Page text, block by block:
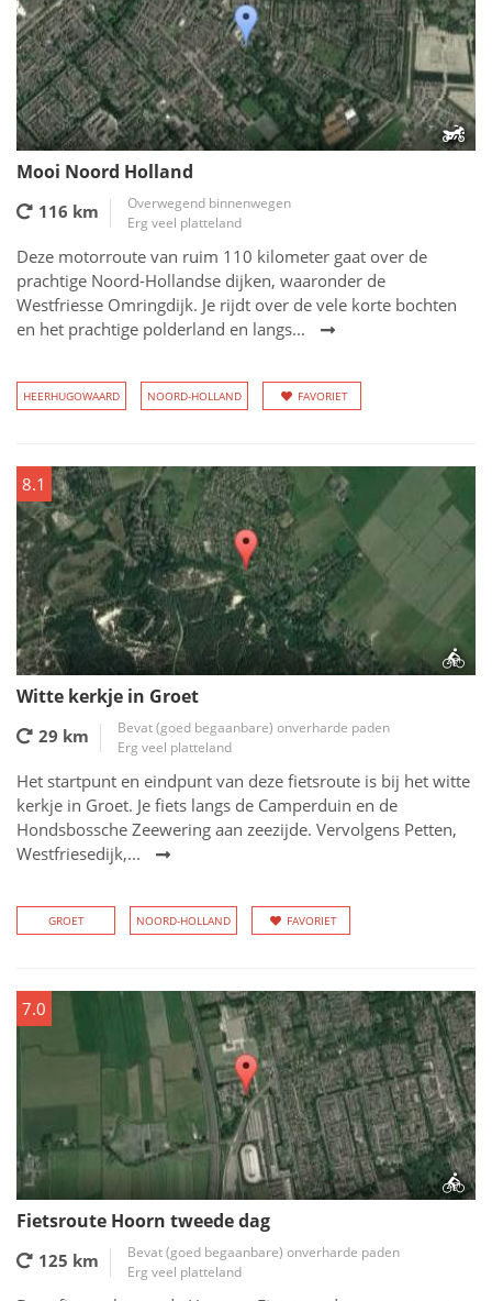
Mooi Noord Holland
116 km
Overwegend binnenwegen
Erg veel platteland
Deze motorroute van ruim 110 kilometer gaat over de
prachtige Noord-Hollandse dijken, waaronder de
Westfriesse Omringdijk. Je rijdt over de vele korte bochten
en het prachtige polderland en langs...
HEERHUGOWAARD NOORD-HOLLAND FAVORIET
8.1
Witte kerkje in Groet
29 km
Bevat (goed begaanbare) onverharde paden
Erg veel platteland
Het startpunt en eindpunt van deze fietsroute is bij het witte
kerkje in Groet. Je fiets langs de Camperduin en de
Hondsbossche Zeewering aan zeezijde. Vervolgens Petten,
Westfriesedijk,...
GROET NOORD-HOLLAND FAVORIET
7.0
Fietsroute Hoorn tweede dag
125 km
Bevat (goed begaanbare) onverharde paden
Erg veel platteland